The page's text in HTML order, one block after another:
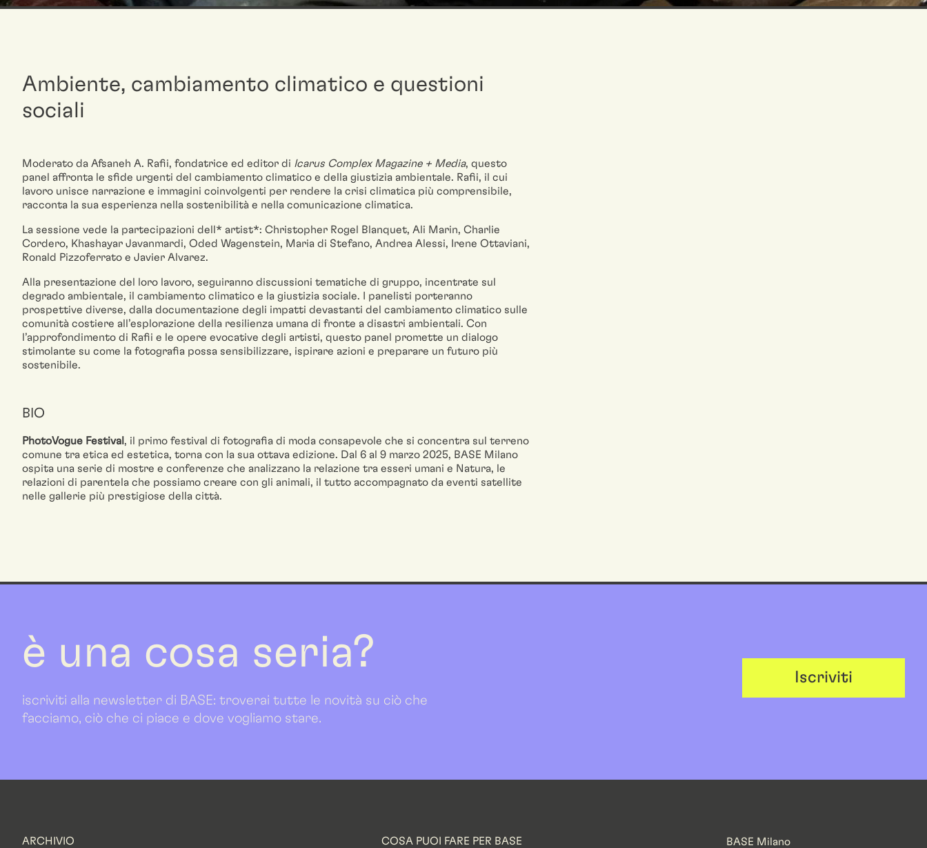
Ambiente, cambiamento climatico e questioni
sociali
Moderato da Afsaneh A. Rafii, fondatrice ed editor di Icarus Complex Magazine + Media, questo
panel affronta le sfide urgenti del cambiamento climatico e della giustizia ambientale. Rafii, il cui
lavoro unisce narrazione e immagini coinvolgenti per rendere la crisi climatica più comprensibile,
racconta la sua esperienza nella sostenibilità e nella comunicazione climatica.
La sessione vede la partecipazioni dell* artist*: Christopher Rogel Blanquet, Ali Marin, Charlie
Cordero, Khashayar Javanmardi, Oded Wagenstein, Maria di Stefano, Andrea Alessi, Irene Ottaviani,
Ronald Pizzoferrato e Javier Alvarez.
Alla presentazione del loro lavoro, seguiranno discussioni tematiche di gruppo, incentrate sul
degrado ambientale, il cambiamento climatico e la giustizia sociale. I panelisti porteranno
prospettive diverse, dalla documentazione degli impatti devastanti del cambiamento climatico sulle
comunità costiere all’esplorazione della resilienza umana di fronte a disastri ambientali. Con
l’approfondimento di Rafii e le opere evocative degli artisti, questo panel promette un dialogo
stimolante su come la fotografia possa sensibilizzare, ispirare azioni e preparare un futuro più
sostenibile.
BIO
PhotoVogue Festival , il primo festival di fotografia di moda consapevole che si concentra sul terreno
comune tra etica ed estetica, torna con la sua ottava edizione. Dal 6 al 9 marzo 2025, BASE Milano
ospita una serie di mostre e conferenze che analizzano la relazione tra esseri umani e Natura, le
relazioni di parentela che possiamo creare con gli animali, il tutto accompagnato da eventi satellite
nelle gallerie più prestigiose della città.
è una cosa seria?
iscriviti alla newsletter di BASE: troverai tutte le novità su ciò che
facciamo, ciò che ci piace e dove vogliamo stare.
Iscriviti
ARCHIVIO COSA PUOI FARE PER BASE BASE Milano